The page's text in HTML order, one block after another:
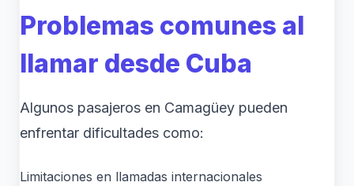
Problemas comunes al
llamar desde Cuba
Algunos pasajeros en Camagüey pueden
enfrentar dificultades como:
Limitaciones en llamadas internacionales